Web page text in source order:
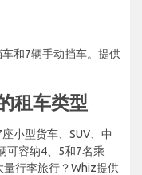
和7辆手动挡车。提供
租车类型
小型货车、SUV、中
可容纳4、5和7名乘
行李旅行？Whiz提供